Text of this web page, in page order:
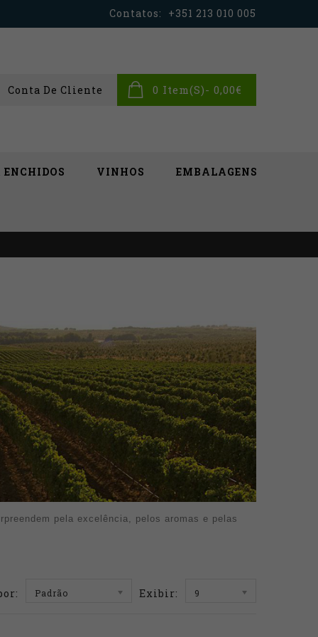
Contatos: +351 213 010 005
0 Item(s)- 0,00€
Conta De Cliente
VINHOS EMBALAGENS
pela excelência, pelos aromas e pelas
Padrão Exibir: 9